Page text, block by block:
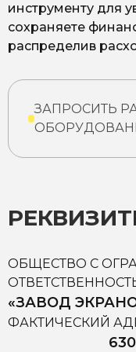
инструменту для
сохраняете
распределив
ЗАПРОСИТЬ
ОБЩЕСТВО С
«ЗАВОД
ФАКТИЧЕСКИЙ